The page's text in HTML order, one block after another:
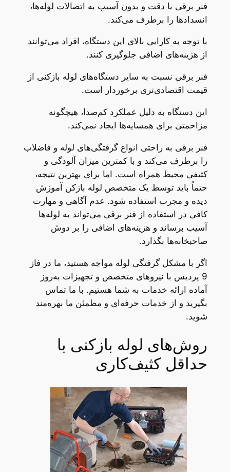
فنر برقی با دقت و بدون آسیب به اتصالات لوله‌ها،
انسدادها را برطرف می‌کند.
با توجه به کارایی بالای این دستگاه، افراد می‌توانند
از هزینه‌های اضافی جلوگیری کنند.
فنر برقی نسبت به سایر دستگاه‌های لوله بازکنی از
قیمت اقتصادی‌تری برخوردار است.
این دستگاه به دلیل عملکرد کم‌صدا، هیچگونه
مزاحمتی برای همسایه‌ها ایجاد نمی‌کند.
فنر برقی به راحتی انواع گرفتگی‌های لوله و فاضلاب
را برطرف می‌کند و با کمترین میزان آلودگی و
کثیفی محیط همراه است. اما برای بهترین نتیجه،
حتماً باید توسط یک متخصص لوله بازکن آموزش
دیده و مجرب استفاده شود. عدم آگاهی و مهارت
کافی در استفاده از فنر برقی می‌تواند به لوله‌ها
آسیب برساند و هزینه‌های اضافی را بر دوش
صاحبخانه‌ها بگذارد.
اگر با مشکل گرفتگی لوله مواجه هستید، ما در فاز
9 پردیس با نیروهای متخصص و تجهیزات به‌روز
آماده ارائه خدمات به شما هستیم. با ما تماس
بگیرید و از خدمات حرفه‌ای و مطمئن ما بهره‌مند
شوید.
روش‌های لوله بازکنی با
حداقل کثیف‌کاری